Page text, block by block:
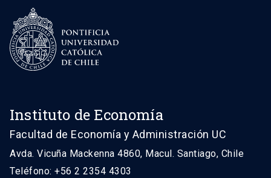
Instituto de Economía
Facultad de Economía y Administración UC
Avda. Vicuña Mackenna 4860, Macul. Santiago, Chile
Teléfono: +56 2 2354 4303